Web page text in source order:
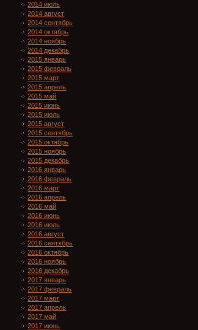
2014 июль
2014 август
2014 сентябрь
2014 октябрь
2014 ноябрь
2014 декабрь
2015 январь
2015 февраль
2015 март
2015 апрель
2015 май
2015 июнь
2015 июль
2015 август
2015 сентябрь
2015 октябрь
2015 ноябрь
2015 декабрь
2016 январь
2016 февраль
2016 март
2016 апрель
2016 май
2016 июнь
2016 июль
2016 август
2016 сентябрь
2016 октябрь
2016 ноябрь
2016 декабрь
2017 январь
2017 февраль
2017 март
2017 апрель
2017 май
2017 июнь